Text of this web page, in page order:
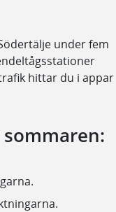
under fem
hittar du i appar